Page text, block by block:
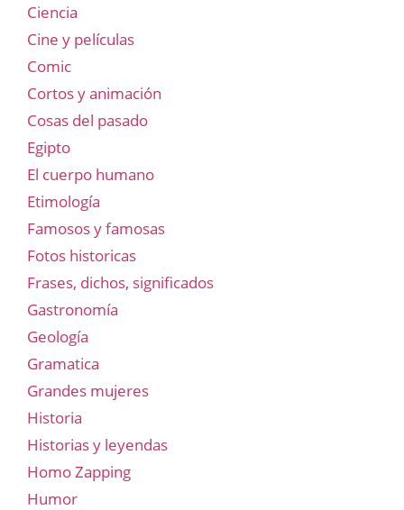
Ciencia
Cine y películas
Comic
Cortos y animación
Cosas del pasado
Egipto
El cuerpo humano
Etimología
Famosos y famosas
Fotos historicas
Frases, dichos, significados
Gastronomía
Geología
Gramatica
Grandes mujeres
Historia
Historias y leyendas
Homo Zapping
Humor